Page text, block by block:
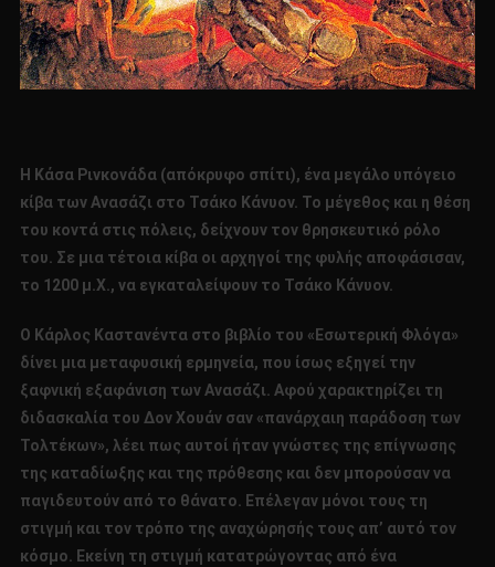
Η Κάσα Ρινκονάδα (απόκρυφο σπίτι), ένα μεγάλο υπόγειο
κίβα των Ανασάζι στο Τσάκο Κάνυον. Το μέγεθος και η θέση
του κοντά στις πόλεις, δείχνουν τον θρησκευτικό ρόλο
του. Σε μια τέτοια κίβα οι αρχηγοί της φυλής αποφάσισαν,
το 1200 μ.Χ., να εγκαταλείψουν το Τσάκο Κάνυον.
Ο Κάρλος Καστανέντα στο βιβλίο του «Εσωτερική Φλόγα»
δίνει μια μεταφυσική ερμηνεία, που ίσως εξηγεί την
ξαφνική εξαφάνιση των Ανασάζι. Αφού χαρακτηρίζει τη
διδασκαλία του Δον Χουάν σαν «πανάρχαιη παράδοση των
Τολτέκων», λέει πως αυτοί ήταν γνώστες της επίγνωσης
της καταδίωξης και της πρόθεσης και δεν μπορούσαν να
παγιδευτούν από το θάνατο. Επέλεγαν μόνοι τους τη
στιγμή και τον τρόπο της αναχώρησής τους απ’ αυτό τον
κόσμο. Εκείνη τη στιγμή κατατρώγοντας από ένα